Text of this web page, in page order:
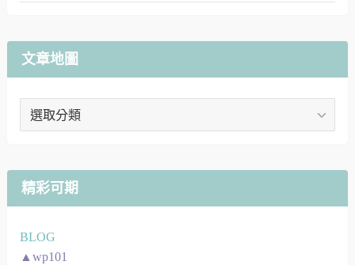
文章地圖
文
精彩可期
BLOG
▲wp101